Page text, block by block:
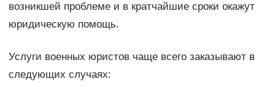
возникшей проблеме и в кратчайшие сроки окажут
юридическую помощь.
Услуги военных юристов чаще всего заказывают в
следующих случаях: